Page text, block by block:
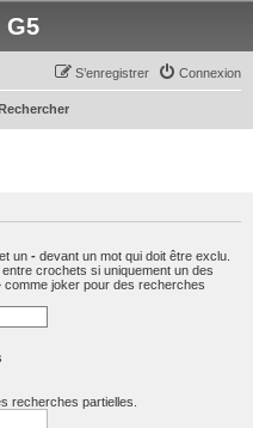
G5
Connexion
S’enregistrer
un - devant un mot qui doit être exclu.
entre crochets si uniquement un des
joker pour des recherches
recherches partielles.